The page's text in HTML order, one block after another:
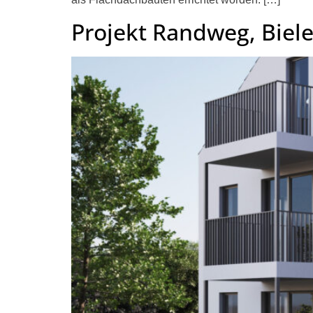
Projekt Randweg,